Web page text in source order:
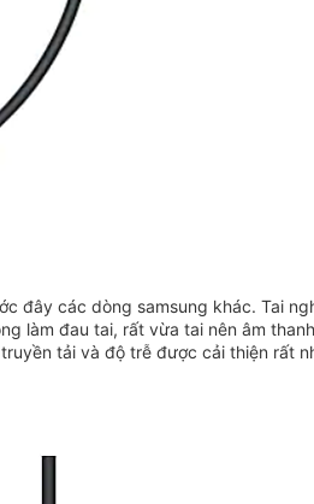
đây các dòng samsung khác. Tai
làm đau tai, rất vừa tai nên âm
tải và độ trễ được cải thiện rất